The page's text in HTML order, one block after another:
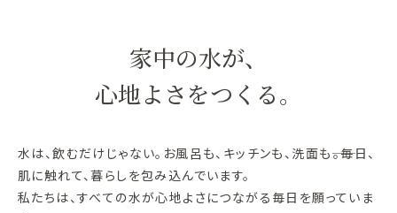
家中の水が、
心地よさをつくる。
水は、飲むだけじゃない。お風呂も、キッチンも、洗面も――。毎日、
肌に触れて、暮らしを包み込んでいます。
私たちは、すべての水が心地よさにつながる毎日を願っていま